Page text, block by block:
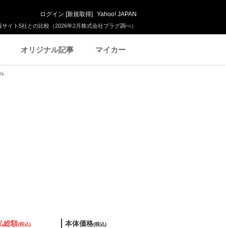
イト5社との比較（2026年2月株式会社プラグ調べ）
ログイン [新規取得] Yahoo! JAPAN
オリジナル記事 マイカー
総額(税込) 本体価格(税込)